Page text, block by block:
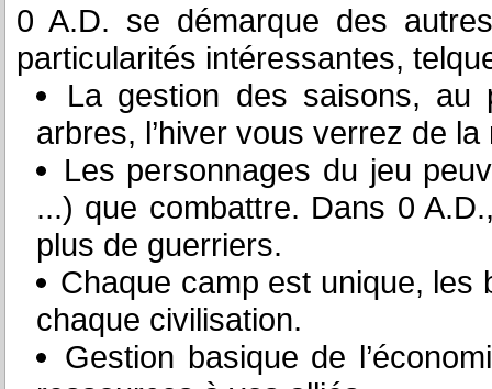
0 A.D. se démarque des
particularités intéressantes,
La gestion des saisons, au
arbres, l’hiver vous verrez de la
Les personnages du jeu
...) que combattre. Dans 0
plus de guerriers.
Chaque camp est unique, les
chaque civilisation.
Gestion basique de